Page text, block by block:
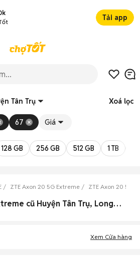
Tải app
Tân Trụ Xoá lọc
67 Giá
128 GB 256 GB 512 GB 1 TB
ZTE Axon 20 5G Extreme ZTE Axon 20 5G
0 Zte Axon 20 5g Extreme cũ Huyện Tân Trụ, Long An đẹp
Xem Cửa hàng